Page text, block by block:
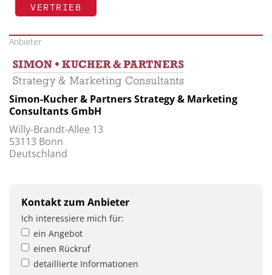
VERTRIEB
Anbieter
Simon-Kucher & Partners Strategy & Marketing
Consultants GmbH
Willy-Brandt-Allee 13
53113 Bonn
Deutschland
Kontakt zum Anbieter
Ich interessiere mich für:
ein Angebot
einen Rückruf
detaillierte Informationen